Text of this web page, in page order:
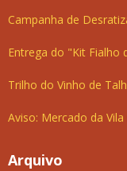
Campanha de
Entrega do "Kit Fialho
Trilho do Vinho de
Aviso: Mercado da
Arquivo